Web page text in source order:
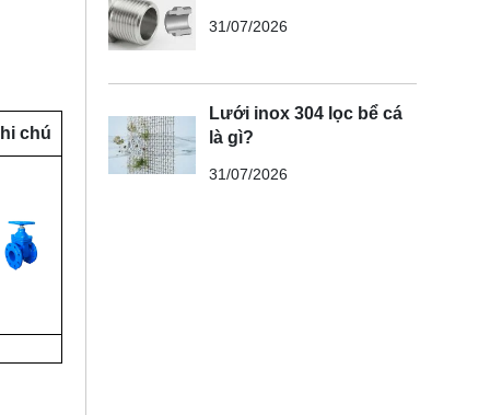
chú
31/07/2026
Lưới inox 304 lọc bể cá
là gì?
31/07/2026